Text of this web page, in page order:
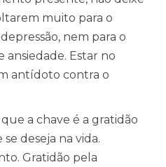
muito para o
nem para o
Estar no
antídoto contra o
a chave é a gratidão
deseja na vida.
Gratidão pela